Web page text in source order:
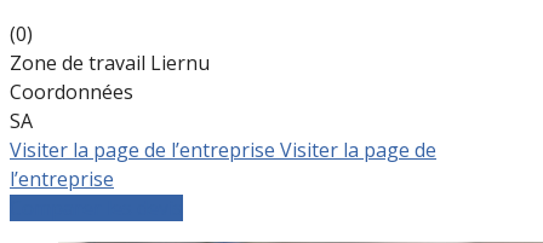
(0)
Zone de travail Liernu
Coordonnées
SA
Visiter la page de l’entreprise Visiter la page de
l’entreprise